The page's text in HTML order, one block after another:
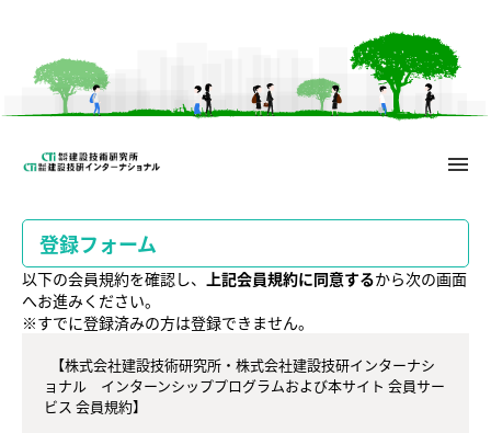
テ
ン
へ
menu
登録フォーム
以下の会員規約を確認し、 上記会員規約に同意するから次の画面
へお進みください。
※すでに登録済みの方は登録できません。
ョナル　インターンシッププログラムおよび本サイト 会員サー
ビス 会員規約】